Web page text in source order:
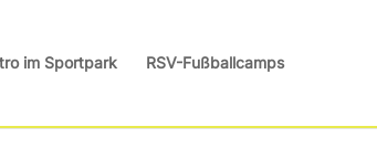
im Sportpark RSV-Fußballcamps